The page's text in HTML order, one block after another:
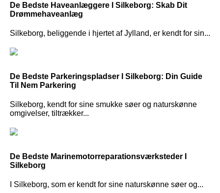
De Bedste Haveanlæggere I Silkeborg: Skab Dit
Drømmehaveanlæg
Silkeborg, beliggende i hjertet af Jylland, er kendt for sin...
De Bedste Parkeringspladser I Silkeborg: Din Guide
Til Nem Parkering
Silkeborg, kendt for sine smukke søer og naturskønne
omgivelser, tiltrækker...
De Bedste Marinemotorreparationsværksteder I
Silkeborg
I Silkeborg, som er kendt for sine naturskønne søer og...